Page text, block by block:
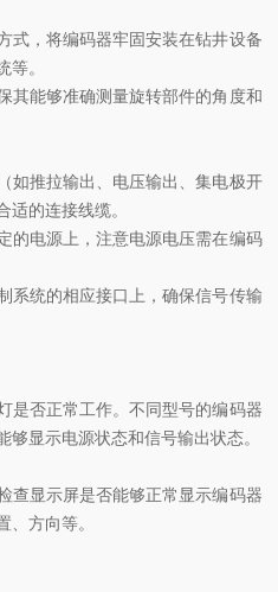
，将编码器牢固安装在钻井设备
等。
能够准确测量旋转部件的角度和
推拉输出、电压输出、集电极开
适的连接线缆。
电源上，注意电源电压需在编码
统的相应接口上，确保信号传输
否正常工作。不同型号的编码器
显示电源状态和信号输出状态。
显示屏是否能够正常显示编码器
、方向等。